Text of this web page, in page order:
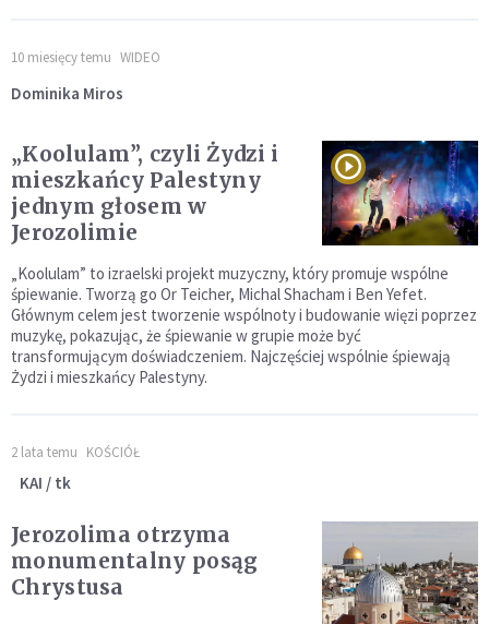
10 miesięcy temu WIDEO
Dominika Miros
„Koolulam”, czyli Żydzi i
mieszkańcy Palestyny
jednym głosem w
Jerozolimie
„Koolulam” to izraelski projekt muzyczny, który promuje wspólne
śpiewanie. Tworzą go Or Teicher, Michal Shacham i Ben Yefet.
Głównym celem jest tworzenie wspólnoty i budowanie więzi poprzez
muzykę, pokazując, że śpiewanie w grupie może być
transformującym doświadczeniem. Najczęściej wspólnie śpiewają
Żydzi i mieszkańcy Palestyny.
2 lata temu KOŚCIÓŁ
KAI / tk
Jerozolima otrzyma
monumentalny posąg
Chrystusa